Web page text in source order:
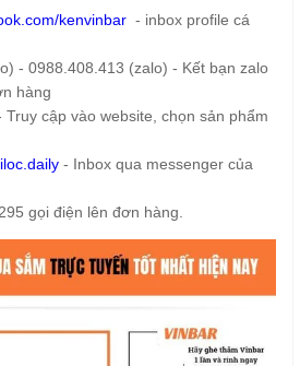
kenvinbar - inbox profile cá
- 0988.408.413 (zalo) - Kết bạn zalo
hàng
Truy cập vào website, chọn sản phẩm
- Inbox qua messenger của
gọi điện lên đơn hàng.